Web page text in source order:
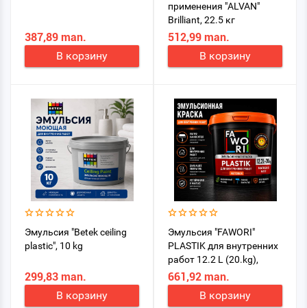
387,89 man.
В корзину
применения "ALVAN"
Brilliant, 22.5 кг
512,99 man.
В корзину
Эмульсия "Betek ceiling
plastic", 10 kg
299,83 man.
В корзину
Эмульсия "FAWORI"
PLASTIK для внутренних
работ 12.2 L (20.kg),
моющаяя
661,92 man.
В корзину